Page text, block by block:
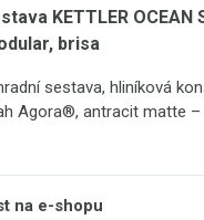
KETTLER OCEAN
brisa
sestava, hliníková
Agora®, antracit matte –
na e-shopu